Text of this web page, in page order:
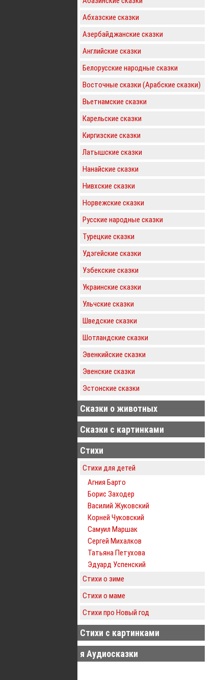
Абхазские сказки
Азербайджанские сказки
Английские сказки
Белорусские народные сказки
Восточные сказки (Арабские сказки)
Вьетнамские сказки
Карельские сказки
Киргизские сказки
Латышские сказки
Нанайские сказки
Нивхские сказки
Норвежские сказки
Русские народные сказки
Турецкие сказки
Удэгейские сказки
Узбекские сказки
Украинские сказки
Ульчские сказки
Шведские сказки
Шотландские сказки
Эвенкийские сказки
Эвенские сказки
Эстонские сказки
Сказки о животных
Сказки с картинками
Стихи
Стихи для детей
Агния Барто
Борис Заходер
Василий Жуковский
Корней Чуковский
Самуил Маршак
Сергей Михалков
Татьяна Петухова
Эдуард Успенский
Стихи о зиме
Стихи о маме
Стихи про Новый год
Стихи с картинками
я Аудиосказки